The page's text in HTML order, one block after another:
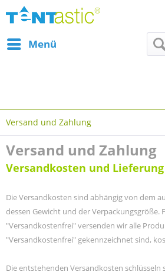
Menü
Versand und Zahlung
Versand und Zahlung
Versandkosten und Lieferung
Die Versandkosten sind abhängig von dem
dessen Gewicht und der Verpackungsgröße.
"Versandkostenfrei" versenden wir alle
"Versandkostenfrei" gekennzeichnet sind,
Die entstehenden Versandkosten schlüsseln